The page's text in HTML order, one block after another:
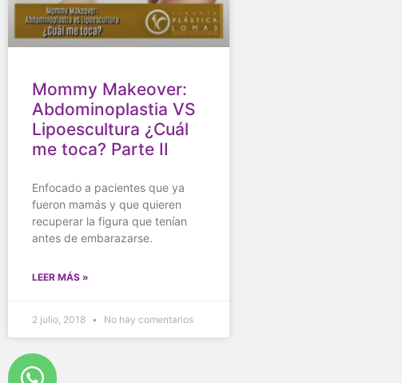
Mommy Makeover:
Abdominoplastia VS
Lipoescultura ¿Cuál
me toca? Parte II
Enfocado a pacientes que ya
fueron mamás y que quieren
recuperar la figura que tenían
antes de embarazarse.
LEER MÁS »
2 julio, 2018 No hay comentarios